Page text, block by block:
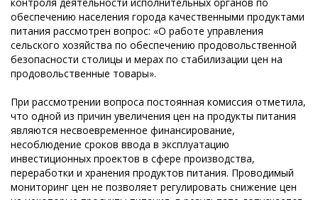
обеспечению населения города качественными продуктами
питания рассмотрен вопрос: «О работе управления
сельского хозяйства по обеспечению продовольственной
безопасности столицы и мерах по стабилизации цен на
продовольственные товары».
При рассмотрении вопроса постоянная комиссия отметила,
что одной из причин увеличения цен на продукты питания
являются несвоевременное финансирование,
несоблюдение сроков ввода в эксплуатацию
инвестиционных проектов в сфере производства,
переработки и хранения продуктов питания. Проводимый
мониторинг цен не позволяет регулировать снижение цен